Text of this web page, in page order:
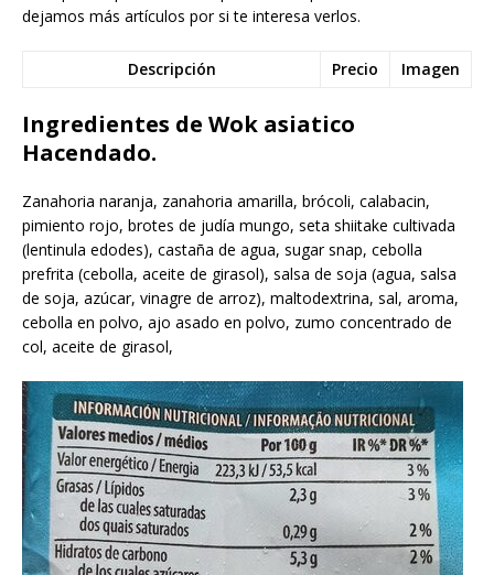
dejamos más artículos por si te interesa verlos.
Descripción Precio Imagen
Ingredientes de Wok asiatico
Hacendado.
Zanahoria naranja, zanahoria amarilla, brócoli, calabacin,
pimiento rojo, brotes de judía mungo, seta shiitake cultivada
(lentinula edodes), castaña de agua, sugar snap, cebolla
prefrita (cebolla, aceite de girasol), salsa de soja (agua, salsa
de soja, azúcar, vinagre de arroz), maltodextrina, sal, aroma,
cebolla en polvo, ajo asado en polvo, zumo concentrado de
col, aceite de girasol,